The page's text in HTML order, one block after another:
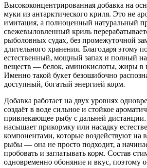
Высококонцентрированная добавка на
муки из антарктического криля. Это не
имитация, а полноценный натуральный
свежевыловленный криль
рыболовных судах, без промежуточной
длительного хранения. Благодаря этому
естественный, мощный запах и полный
веществ — белок, аминокислоты, жиры в
Именно такой букет безошибочно
доступный, богатый энергией корм.
Добавка работает на двух уровнях
создаёт в воде сильное и стойкое
привлекающее рыбу с дальней
насыщает прикормку или насадку
компонентами, которые воздействуют на
рыбы — она не просто подходит, а
пробовать и заглатывать корм. Состав
одновременно обоняние и вкус, поэтому